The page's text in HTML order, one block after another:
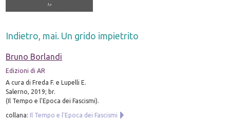
Indietro, mai. Un grido impietrito
Bruno Borlandi
Edizioni di AR
A cura di Freda F. e Lupelli E.
Salerno, 2019; br.
(Il Tempo e l'Epoca dei Fascismi).
collana: Il Tempo e l'Epoca dei Fascismi